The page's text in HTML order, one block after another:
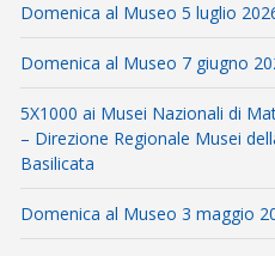
Domenica al Museo 5 luglio
Domenica al Museo 7 giugno
5X1000 ai Musei Nazionali di
– Direzione Regionale Musei
Basilicata
Domenica al Museo 3 maggio